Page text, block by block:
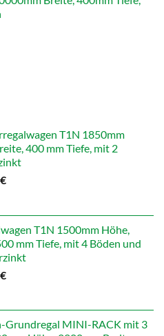
T1N 1850mm
400 mm Tiefe, mit 2
€Aktueller
T1N 1500mm Höhe,
mm Tiefe, mit 4 Böden und
€Aktueller
Grundregal MINI-RACK mit 3